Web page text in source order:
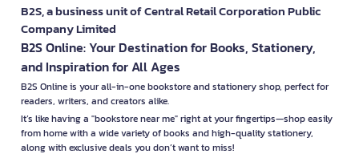
B2S, a business unit of Central Retail Corporation Public
Company Limited
B2S Online: Your Destination for Books, Stationery,
and Inspiration for All Ages
B2S Online is your all-in-one bookstore and stationery shop, perfect for
readers, writers, and creators alike.
It’s like having a "bookstore near me" right at your fingertips—shop easily
from home with a wide variety of books and high-quality stationery,
along with exclusive deals you don’t want to miss!